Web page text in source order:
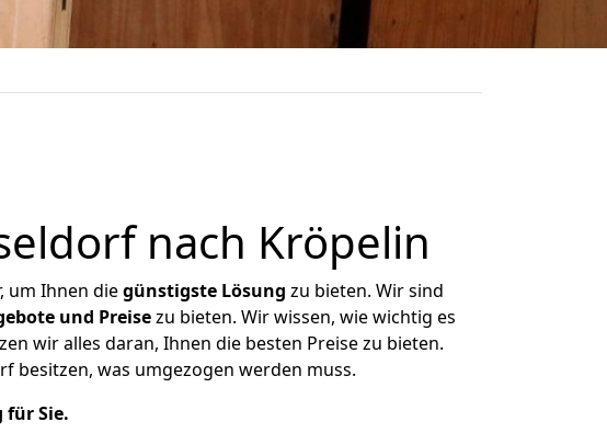
nach Kröpelin
um Ihnen diegünstigste Lösung zu bieten. Wir sind
und Preisezu bieten. Wir wissen, wie wichtig es
wir alles daran, Ihnen die besten Preise zu bieten.
besitzen, was umgezogen werden muss.
für Sie.